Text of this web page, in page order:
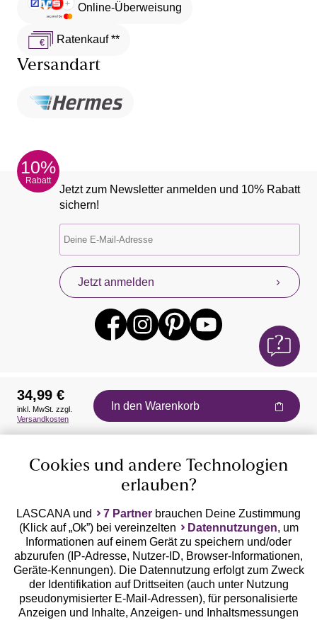
Online-Überweisung
Ratenkauf **
Versandart
10%
Rabatt
Jetzt zum Newsletter anmelden und 10% Rabatt
sichern!
Jetzt anmelden
Auszeichnungen
Geprüfte Sicherheit
34,99 €
inkl. MwSt. zzgl.
Versandkosten
In den Warenkorb
Cookies und andere Technologien
erlauben?
LASCANA und 7 Partner brauchen Deine Zustimmung
(Klick auf „Ok”) bei vereinzelten
Datennutzungen, um
Informationen auf einem Gerät zu speichern und/oder
abzurufen (IP-Adresse, Nutzer-ID, Browser-Informationen,
Geräte-Kennungen). Die Datennutzung erfolgt zum Zweck
der Identifikation auf Drittseiten (auch unter Nutzung
pseudonymisierter E-Mail-Adressen), für personalisierte
Anzeigen und Inhalte, Anzeigen- und Inhaltsmessungen